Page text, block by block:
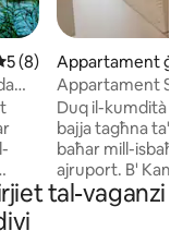
medju ta' 5 minn
5 (8)
'il
Appartament
Appartament
Duq il-kumdità
bajja tagħna ta'
baħar mill-isbaħ,
ajruport. B'
Doppju, WiFi bla
panoramika, hija
tal-vaganzi